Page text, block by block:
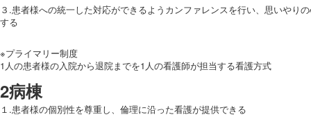
３.患者様への統一した対応ができるようカンファレンスを行い、思い
する
※プライマリー制度
1人の患者様の入院から退院までを1人の看護師が担当する看護方式
2病棟
１.患者様の個別性を尊重し、倫理に沿った看護が提供できる